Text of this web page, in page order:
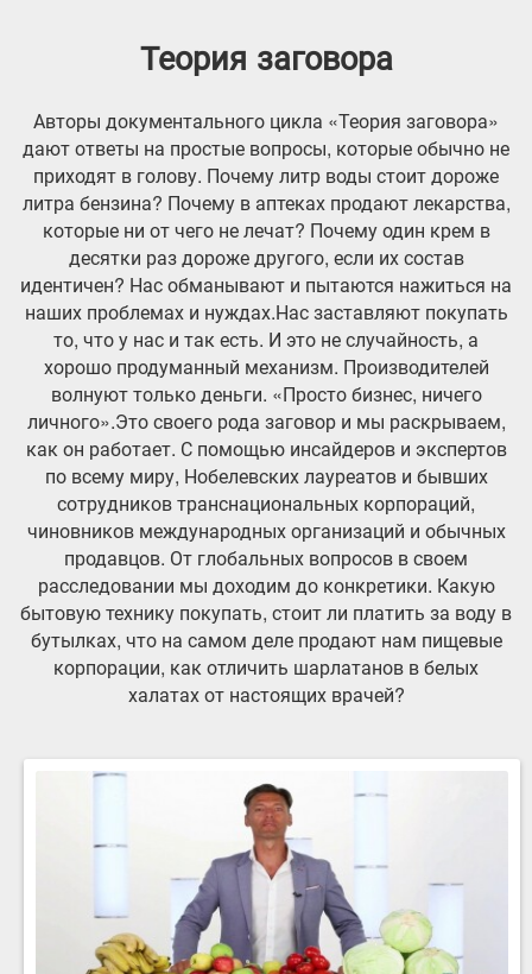
Теория заговора
Авторы документального цикла «Теория заговора»
дают ответы на простые вопросы, которые обычно не
приходят в голову. Почему литр воды стоит дороже
литра бензина? Почему в аптеках продают лекарства,
которые ни от чего не лечат? Почему один крем в
десятки раз дороже другого, если их состав
идентичен? Нас обманывают и пытаются нажиться на
наших проблемах и нуждах.Нас заставляют покупать
то, что у нас и так есть. И это не случайность, а
хорошо продуманный механизм. Производителей
волнуют только деньги. «Просто бизнес, ничего
личного».Это своего рода заговор и мы раскрываем,
как он работает. С помощью инсайдеров и экспертов
по всему миру, Нобелевских лауреатов и бывших
сотрудников транснациональных корпораций,
чиновников международных организаций и обычных
продавцов. От глобальных вопросов в своем
расследовании мы доходим до конкретики. Какую
бытовую технику покупать, стоит ли платить за воду в
бутылках, что на самом деле продают нам пищевые
корпорации, как отличить шарлатанов в белых
халатах от настоящих врачей?